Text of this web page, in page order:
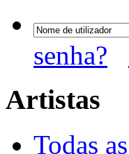
senha?
Artistas
Todas